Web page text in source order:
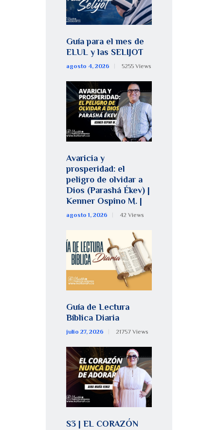
Guía para el mes de
ELUL y las SELIJOT
agosto 4, 2026 5255 Views
Avaricia y
prosperidad: el
peligro de olvidar a
Dios (Parashá Ékev) |
Kenner Ospino M. |
agosto 1, 2026 42 Views
Guía de Lectura
Bíblica Diaria
julio 27, 2026 21757 Views
S3 | EL CORAZÓN